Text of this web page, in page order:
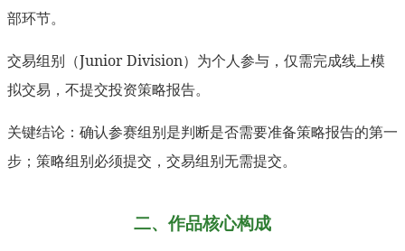
部环节。
交易组别（Junior Division）为个人参与，仅需完成线上模
拟交易，不提交投资策略报告。
关键结论：确认参赛组别是判断是否需要准备策略报告的第一
步；策略组别必须提交，交易组别无需提交。
二、作品核心构成